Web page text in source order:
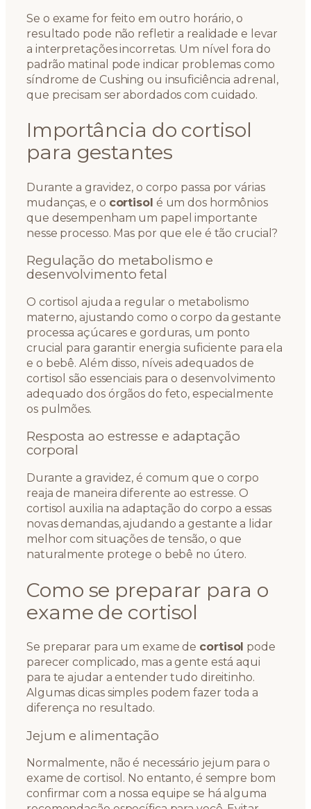
Se o exame for feito em outro horário, o
resultado pode não refletir a realidade e levar
a interpretações incorretas. Um nível fora do
padrão matinal pode indicar problemas como
síndrome de Cushing ou insuficiência adrenal,
que precisam ser abordados com cuidado.
Importância do cortisol
para gestantes
Durante a gravidez, o corpo passa por várias
mudanças, e o cortisol é um dos hormônios
que desempenham um papel importante
nesse processo. Mas por que ele é tão crucial?
Regulação do metabolismo e
desenvolvimento fetal
O cortisol ajuda a regular o metabolismo
materno, ajustando como o corpo da gestante
processa açúcares e gorduras, um ponto
crucial para garantir energia suficiente para ela
e o bebê. Além disso, níveis adequados de
cortisol são essenciais para o desenvolvimento
adequado dos órgãos do feto, especialmente
os pulmões.
Resposta ao estresse e adaptação
corporal
Durante a gravidez, é comum que o corpo
reaja de maneira diferente ao estresse. O
cortisol auxilia na adaptação do corpo a essas
novas demandas, ajudando a gestante a lidar
melhor com situações de tensão, o que
naturalmente protege o bebê no útero.
Como se preparar para o
exame de cortisol
Se preparar para um exame de cortisol pode
parecer complicado, mas a gente está aqui
para te ajudar a entender tudo direitinho.
Algumas dicas simples podem fazer toda a
diferença no resultado.
Jejum e alimentação
Normalmente, não é necessário jejum para o
exame de cortisol. No entanto, é sempre bom
confirmar com a nossa equipe se há alguma